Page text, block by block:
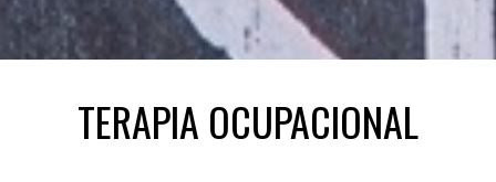
TERAPIA OCUPACIONAL